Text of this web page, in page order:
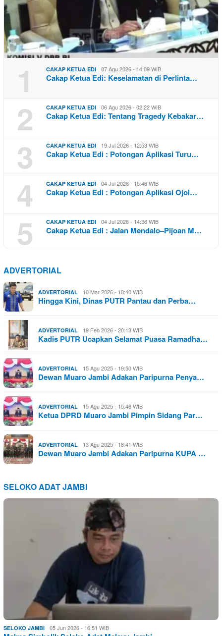
1 CAKAP KETUA EDI 07 Agu 2026 - 14:09 WIB
Cakap Ketua Edi: Keselamatan di Perlinta…
2 CAKAP KETUA EDI 06 Agu 2026 - 02:22 WIB
Cakap Ketua Edi: Tentang Tragedy Kebakar…
3 CAKAP KETUA EDI 19 Jul 2026 - 12:53 WIB
Cakap Ketua Edi : Potongan Aplikasi Turu…
4 CAKAP KETUA EDI 04 Jul 2026 - 15:46 WIB
Cakap Ketua Edi : Potongan Aplikasi Ojol…
5 CAKAP KETUA EDI 04 Jul 2026 - 14:56 WIB
Cakap Ketua Edi : Jalan Mendalo–Pijoan M…
ADVERTORIAL
ADVERTORIAL 10 Mar 2026 - 10:40 WIB
Hingga Kini, Dinas PUTR Pantau dan Perba…
ADVERTORIAL 19 Feb 2026 - 20:13 WIB
Kadis PUTR Ucapkan Selamat Puasa Ramadha…
ADVERTORIAL 15 Agu 2025 - 19:50 WIB
Dewan Muaro Jambi Adakan Paripurna Penya…
ADVERTORIAL 15 Agu 2025 - 15:46 WIB
Ketua DPRD Muaro Jambi Pimpin Sidang Par…
ADVERTORIAL 13 Agu 2025 - 18:41 WIB
Dewan Muaro Jambi Adakan Paripurna KUPA …
SELOKO ADAT JAMBI
SELOKO JAMBI 05 Jun 2026 - 16:51 WIB